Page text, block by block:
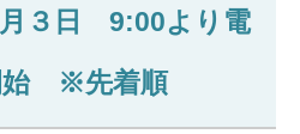
月３日 9:00より電
始 ※先着順